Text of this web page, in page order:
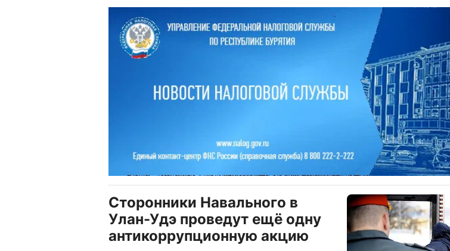
Сторонники Навального в
Улан-Удэ проведут ещё одну
антикоррупционную акцию